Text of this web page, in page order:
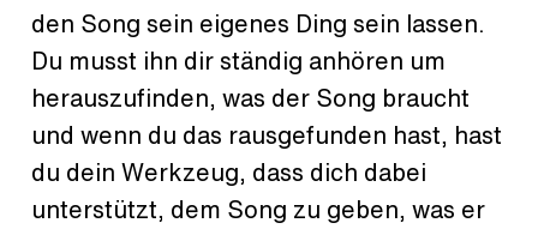
den Song sein eigenes Ding sein lassen.
Du musst ihn dir ständig anhören um
herauszufinden, was der Song braucht
und wenn du das rausgefunden hast, hast
du dein Werkzeug, dass dich dabei
unterstützt, dem Song zu geben, was er